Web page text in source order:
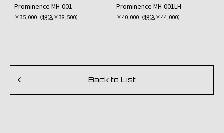
Prominence MH-001
￥35,000（税込￥38,500）
Prominence MH-001LH
￥40,000（税込￥44,000）
Back to List